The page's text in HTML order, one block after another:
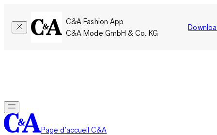
C&A Fashion App
C&A Mode GmbH & Co. KG
Page d’accueil C&A